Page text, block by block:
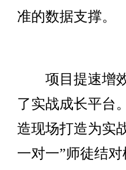
准的数据支撑。
项目提速增效
了实战成长平台
造现场打造为实
一对一”师徒结